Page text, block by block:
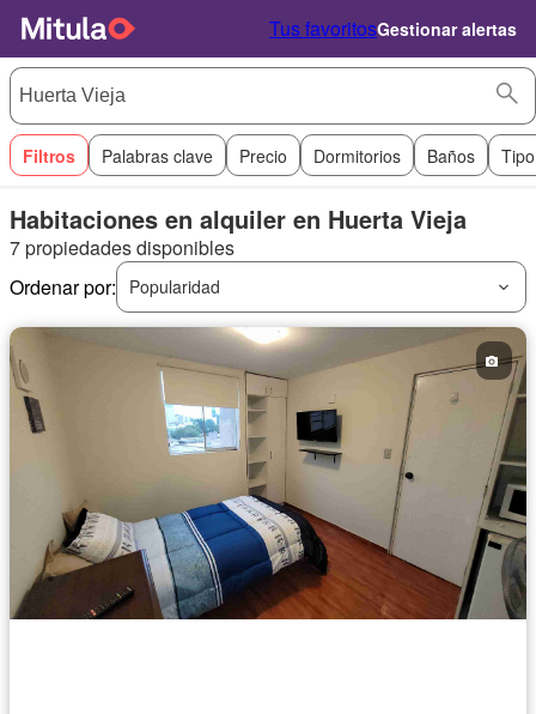
Tus favoritosGestionar alertas
Filtros Palabras clave Precio Dormitorios Baños
Habitaciones en alquiler en Huerta Vieja
7 propiedades disponibles
Ordenar por:
Popularidad